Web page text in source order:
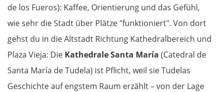
de los Fueros): Kaffee, Orientierung und das Gefühl,
wie sehr die Stadt über Plätze "funktioniert". Von dort
gehst du in die Altstadt Richtung Kathedralbereich und
Plaza Vieja: Die Kathedrale Santa María (Catedral de
Santa María de Tudela) ist Pflicht, weil sie Tudelas
Geschichte auf engstem Raum erzählt – von der Lage